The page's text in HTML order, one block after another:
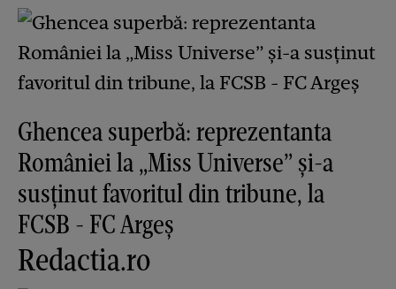
Ghencea superbă: reprezentanta
României la „Miss Universe” și-a
susținut favoritul din tribune, la
FCSB - FC Argeș
Redactia.ro